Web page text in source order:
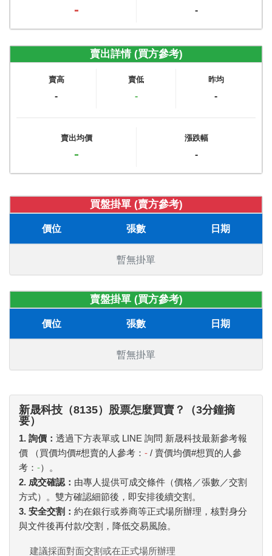
- -
賣出詳情 (買方參考)
賣高
-
賣低
-
昨均
-
賣出均價
-
漲跌幅
-
買盤掛單 (賣方參考)
價位 張數 日期
暫無掛單
賣盤掛單 (買方參考)
價位 張數 日期
暫無掛單
新晟科技（8135）股票怎麼買賣？（3分鐘摘
要）
1. 詢價： 透過下方表單或 LINE 詢問 新晟科技最新參考報
價 （買價均價#想賣的人參考： - / 賣價均價#想買的人參
考： -）。
2. 成交確認： 由專人提供可成交條件（價格／張數／交割
方式）。雙方確認細節後，即安排後續交割。
3. 安全交割： 約在銀行或券商等正式場所辦理，核對身分
與文件後再付款/交割，降低交易風險。
建議採面對面交割或在正式場所辦理